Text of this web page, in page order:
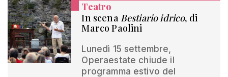
Teatro
In scena Bestiario idrico, di
Marco Paolini
Lunedì 15 settembre,
Operaestate chiude il
programma estivo del